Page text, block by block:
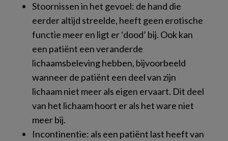
Stoornissen in het gevoel: de hand die
eerder altijd streelde, heeft geen erotische
functie meer en ligt er ‘dood’ bij. Ook kan
een patiënt een veranderde
lichaamsbeleving hebben, bijvoorbeeld
wanneer de patiënt een deel van zijn
lichaam niet meer als eigen ervaart. Dit deel
van het lichaam hoort er als het ware niet
meer bij.
Incontinentie: als een patiënt last heeft van